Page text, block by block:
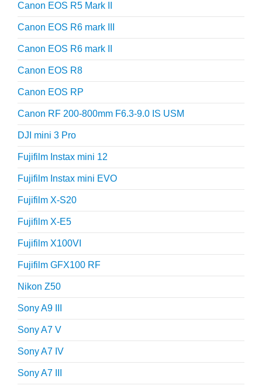
Canon EOS R5 Mark II
Canon EOS R6 mark III
Canon EOS R6 mark II
Canon EOS R8
Canon EOS RP
Canon RF 200-800mm F6.3-9.0 IS USM
DJI mini 3 Pro
Fujifilm Instax mini 12
Fujifilm Instax mini EVO
Fujifilm X-S20
Fujifilm X-E5
Fujifilm X100VI
Fujifilm GFX100 RF
Nikon Z50
Sony A9 III
Sony A7 V
Sony A7 IV
Sony A7 III